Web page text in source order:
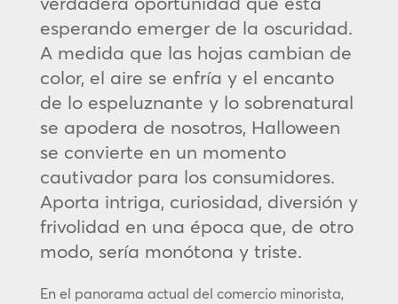
esperando emerger de la oscuridad.
A medida que las hojas cambian de
color, el aire se enfría y el encanto
de lo espeluznante y lo sobrenatural
se apodera de nosotros, Halloween
se convierte en un momento
cautivador para los consumidores.
Aporta intriga, curiosidad, diversión y
frivolidad en una época que, de otro
modo, sería monótona y triste.
En el panorama actual del comercio minorista,